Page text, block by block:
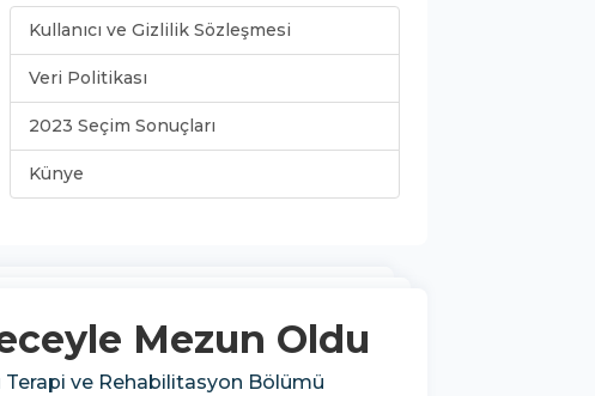
Kullanıcı ve Gizlilik Sözleşmesi
Veri Politikası
2023 Seçim Sonuçları
Künye
Mezun Oldu
ve Rehabilitasyon Bölümü